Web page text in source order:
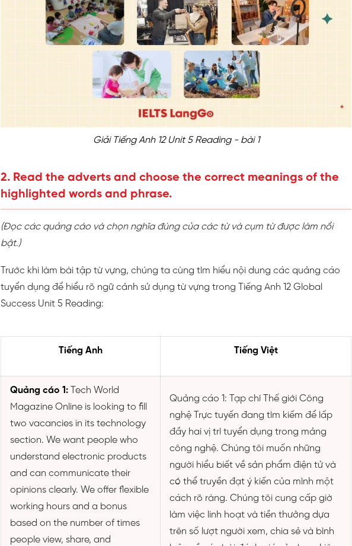
Giải Tiếng Anh 12 Unit 5 Reading - bài 1
2. Read the adverts and choose the correct meanings of the
highlighted words and phrase.
(Đọc các quảng cáo và chọn nghĩa đúng của các từ và cụm từ được làm nổi
bật.)
Trước khi làm bài tập từ vựng, chúng ta cùng tìm hiểu nội dung các quảng cáo
tuyển dụng để hiểu rõ ngữ cảnh sử dụng từ vựng trong Tiếng Anh 12 Global
Success Unit 5 Reading:
Tiếng Anh Tiếng Việt
Quảng cáo 1: Tech World
Magazine Online is looking to fill
two vacancies in its technology
section. We want people who
understand electronic products
and can communicate their
opinions clearly. We offer flexible
working hours and a bonus
based on the number of times
people view, share, and
Quảng cáo 1: Tạp chí Thế giới Công
nghệ Trực tuyến đang tìm kiếm để lấp
đầy hai vị trí tuyển dụng trong mảng
công nghệ. Chúng tôi muốn những
người hiểu biết về sản phẩm điện tử và
có thể truyền đạt ý kiến của mình một
cách rõ ràng. Chúng tôi cung cấp giờ
làm việc linh hoạt và tiền thưởng dựa
trên số lượt người xem, chia sẻ và bình